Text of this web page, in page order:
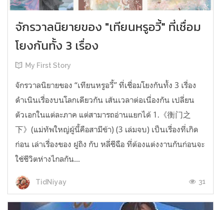
จักรวาลนิยายของ "เทียนหรูอวี้" ที่เชื่อม
โยงกันทั้ง 3 เรื่อง
My First Story
จักรวาลนิยายของ “เทียนหรูอวี้” ที่เชื่อมโยงกันทั้ง 3 เรื่อง
ดำเนินเรื่องบนโลกเดียวกัน เส้นเวลาต่อเนื่องกัน เปลี่ยน
ตัวเอกในแต่ละภาค แต่สามารถอ่านแยกได้ 1.《衡门之
下》(แม่ทัพใหญ่ผู้นี้คือสามีข้า) (3 เล่มจบ) เป็นเรื่องที่เกิด
ก่อน เล่าเรื่องของ ฝูถิง กับ หลี่ชีฉือ ที่ต้องแต่งงานกันก่อนจะ
ใช้ชีวิตห่างไกลกัน...
TidNiyay 31